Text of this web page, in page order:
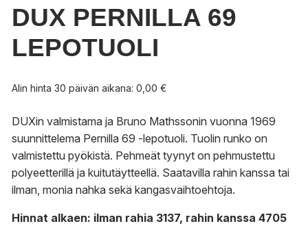
DUX PERNILLA 69
LEPOTUOLI
Alin hinta 30 päivän aikana: 0,00 €
DUXin valmistama ja Bruno Mathssonin vuonna 1969
suunnittelema Pernilla 69 -lepotuoli. Tuolin runko on
valmistettu pyökistä. Pehmeät tyynyt on pehmustettu
polyeetterillä ja kuitutäytteellä. Saatavilla rahin kanssa tai
ilman, monia nahka sekä kangasvaihtoehtoja.
Hinnat alkaen: ilman rahia 3137, rahin kanssa 4705